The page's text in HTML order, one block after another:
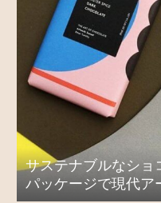
サステナブルなショ
パッケージで現代ア